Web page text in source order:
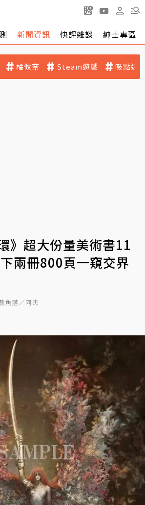
新聞資訊 快評雜談 紳士專區
橘攸奈 Steam遊戲 吸點迷
》超大份量美術書11
兩冊800頁一窺交界
角落／阿杰